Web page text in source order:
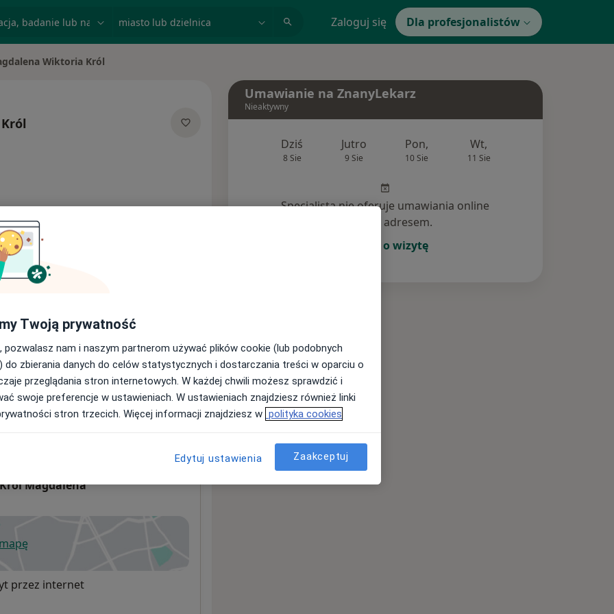
Zaloguj się Dla profesjonalistów
Wiktoria Król
Ubezpieczenia
i cenach
o usługach i cenach.
Magdalena
się w nowej karcie
przez internet
Umawianie na ZnanyLekarz
Nieaktywny
Dziś
8 Sie
Jutro
9 Sie
Pon,
10 Sie
Wt,
11 Sie
Specjalista nie oferuje umawiania online
pod tym adresem.
Poproś o wizytę
Twoją prywatność
pozwalasz nam i naszym partnerom używać plików cookie (lub podobnych
do zbierania danych do celów statystycznych i dostarczania treści w oparciu o
przeglądania stron internetowych. W każdej chwili możesz sprawdzić i
swoje preferencje w ustawieniach. W ustawieniach znajdziesz również linki
stron trzecich. Więcej informacji znajdziesz w polityka cookies
Edytuj ustawienia Zaakceptuj